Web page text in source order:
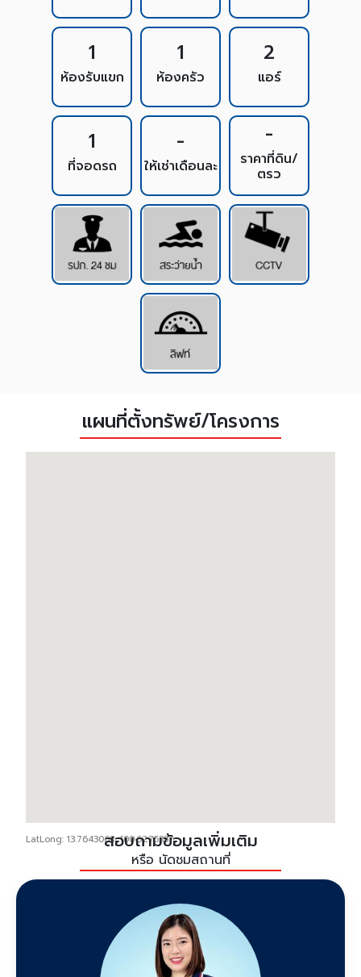
1
ห้องรับแขก
1
ห้องครัว
2
แอร์
1
ที่จอดรถ
-
ให้เช่าเดือนละ
-
ราคาที่ดิน/
ตรว
แผนที่ตั้งทรัพย์/โครงการ
LatLong: 13.7643063, 100.6275337สอบถามข้อมูลเพิ่มเติม
หรือ นัดชมสถานที่